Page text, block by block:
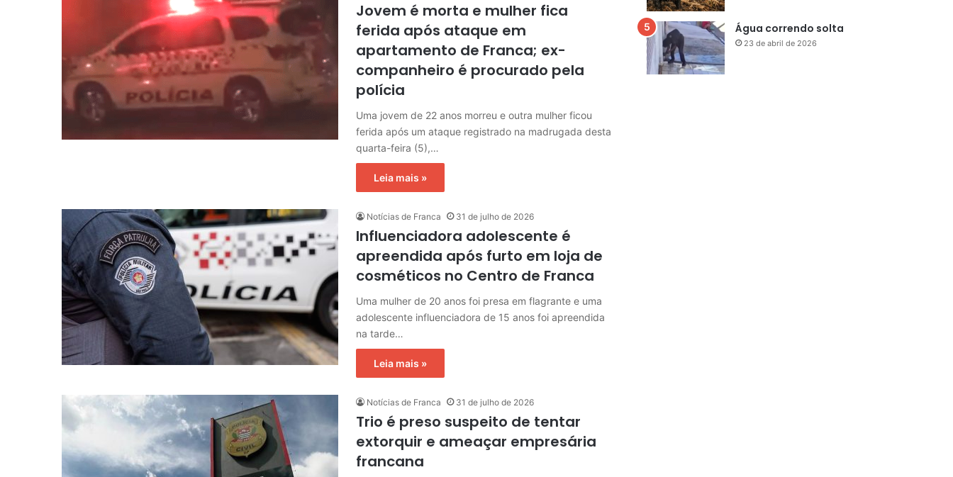
Jovem é morta e mulher fica
ferida após ataque em
apartamento de Franca; ex-
companheiro é procurado pela
polícia
Uma jovem de 22 anos morreu e outra mulher ficou
ferida após um ataque registrado na madrugada desta
quarta-feira (5),…
Leia mais »
Notícias de Franca 31 de julho de 2026
Influenciadora adolescente é
apreendida após furto em loja de
cosméticos no Centro de Franca
Uma mulher de 20 anos foi presa em flagrante e uma
adolescente influenciadora de 15 anos foi apreendida
na tarde…
Leia mais »
Notícias de Franca 31 de julho de 2026
Trio é preso suspeito de tentar
extorquir e ameaçar empresária
francana
Água correndo solta
23 de abril de 2026